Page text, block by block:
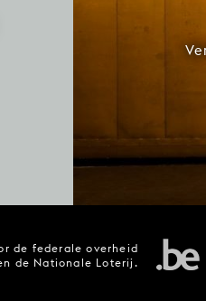
de federale overheid
de Nationale Loterij.